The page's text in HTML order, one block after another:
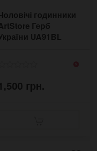
годинники
Герб
UA91BL
грн.